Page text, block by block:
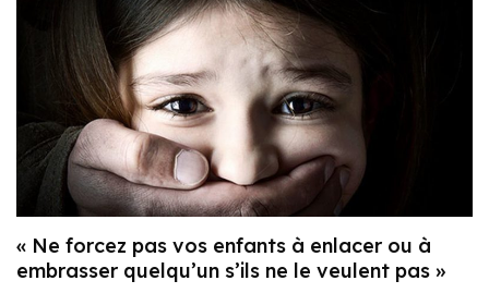
« Ne forcez pas vos enfants à enlacer ou à
embrasser quelqu’un s’ils ne le veulent pas »